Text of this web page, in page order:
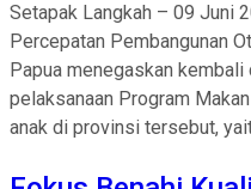
Setapak Langkah – 09 Juni
Percepatan Pembangunan
Papua menegaskan
pelaksanaan Program
anak di provinsi tersebut,